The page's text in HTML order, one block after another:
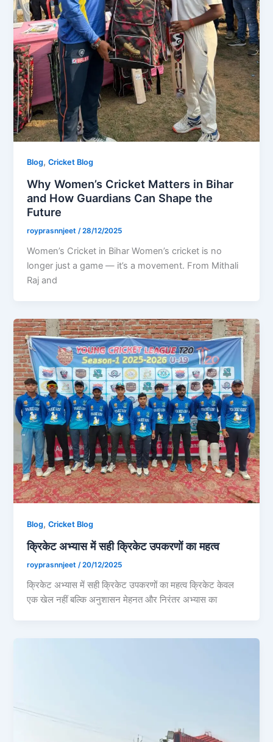
Blog,Cricket Blog
Why Women’s Cricket Matters in Bihar
and How Guardians Can Shape the
Future
royprasnnjeet/28/12/2025
Women’s Cricket in Bihar Women’s cricket is no
longer just a game — it’s a movement. From Mithali
Raj and
Blog,Cricket Blog
क्रिकेट अभ्यास में सही क्रिकेट उपकरणों का महत्व
royprasnnjeet /20/12/2025
क्रिकेट अभ्यास में सही क्रिकेट उपकरणों का महत्व क्रिकेट केवल
एक खेल नहीं बल्कि अनुशासन मेहनत और निरंतर अभ्यास का